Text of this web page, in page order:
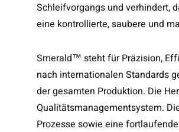
Schleifvorgangs und verhindert,
eine kontrollierte, saubere und
Smerald™ steht für Präzision,
nach internationalen Standards
der gesamten Produktion. Die
Qualitätsmanagementsystem.
Prozesse sowie eine